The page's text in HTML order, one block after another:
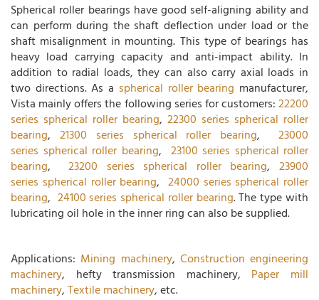
Spherical roller bearings have good self-aligning ability and
can perform during the shaft deflection under load or the
shaft misalignment in mounting. This type of bearings has
heavy load carrying capacity and anti-impact ability. In
addition to radial loads, they can also carry axial loads in
two directions. As a spherical roller bearing manufacturer,
Vista mainly offers the following series for customers:22200
series spherical roller bearing, 22300 series spherical roller
bearing, 21300 series spherical roller bearing,23000
series spherical roller bearing, 23100 series spherical roller
bearing,23200 series spherical roller bearing,23900
series spherical roller bearing, 24000 series spherical roller
bearing, 24100 series spherical roller bearing. The type with
lubricating oil hole in the inner ring can also be supplied.
Applications: Mining machinery, Construction engineering
machinery, hefty transmission machinery, Paper mill
machinery,Textile machinery, etc.